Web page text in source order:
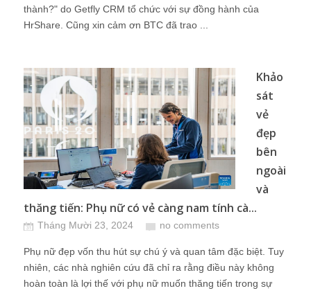
thành?" do Getfly CRM tổ chức với sự đồng hành của
HrShare. Cũng xin cảm ơn BTC đã trao ...
Khảo
sát
vẻ
đẹp
bên
ngoài
và
thăng tiến: Phụ nữ có vẻ càng nam tính cà...
Tháng Mười 23, 2024 no comments
Phụ nữ đẹp vốn thu hút sự chú ý và quan tâm đặc biệt. Tuy
nhiên, các nhà nghiên cứu đã chỉ ra rằng điều này không
hoàn toàn là lợi thế với phụ nữ muốn thăng tiến trong sự